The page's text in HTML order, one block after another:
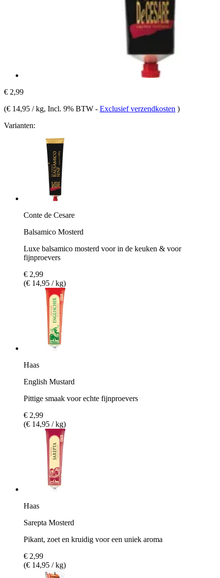
€ 2,99
(€ 14,95 / kg, Incl. 9% BTW - Exclusief verzendkosten )
Varianten:
Conte de Cesare
Balsamico Mosterd
Luxe balsamico mosterd voor in de keuken & voor
fijnproevers
€ 2,99
(€ 14,95 / kg)
Haas
English Mustard
Pittige smaak voor echte fijnproevers
€ 2,99
(€ 14,95 / kg)
Haas
Sarepta Mosterd
Pikant, zoet en kruidig voor een uniek aroma
€ 2,99
(€ 14,95 / kg)